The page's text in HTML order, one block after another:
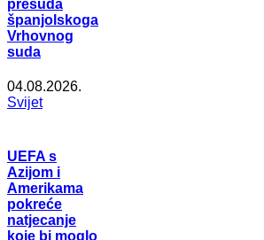
presuda
španjolskoga
Vrhovnog
suda
04.08.2026.
Svijet
UEFA s
Azijom i
Amerikama
pokreće
natjecanje
koje bi moglo